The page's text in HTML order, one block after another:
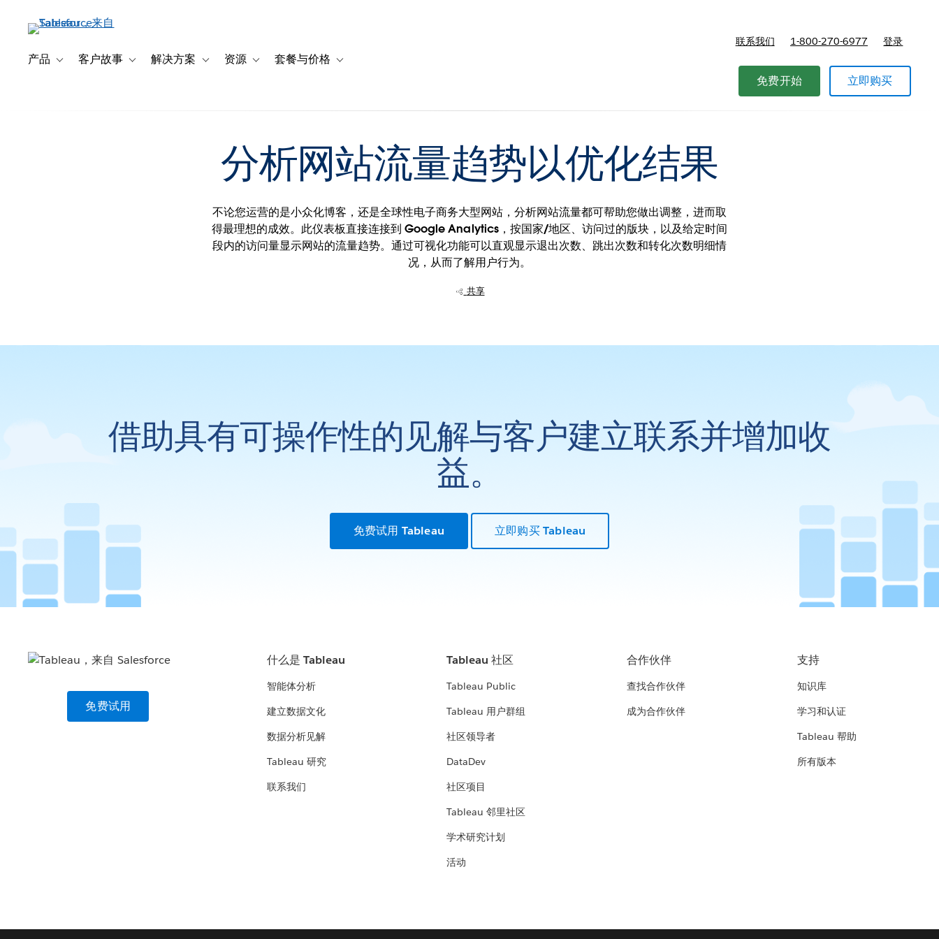
产品 Toggle sub-navigation for 产品
客户故事 Toggle sub-navigation for 客户故事
解决方案 Toggle sub-navigation for 解决方案
资源 Toggle sub-navigation for 资源
套餐与价格 Toggle sub-navigation for 套餐与价格
联系我们 1-800-270-6977 登录
免费开始 立即购买
分析网站流量趋势以优化结果
不论您运营的是小众化博客，还是全球性电子商务大型网站，分析网站流量都可帮助您做出调整，进而取
得最理想的成效。此仪表板直接连接到 Google Analytics，按国家/地区、访问过的版块，以及给定时间
段内的访问量显示网站的流量趋势。通过可视化功能可以直观显示退出次数、跳出次数和转化次数明细情
况，从而了解用户行为。
共享
借助具有可操作性的见解与客户建立联系并增加收
益。
免费试用 Tableau 立即购买 Tableau
免费试用
什么是 Tableau
智能体分析
建立数据文化
数据分析见解
Tableau 研究
联系我们
Tableau 社区
Tableau Public
Tableau 用户群组
社区领导者
DataDev
社区项目
Tableau 邻里社区
学术研究计划
活动
合作伙伴
查找合作伙伴
成为合作伙伴
支持
知识库
学习和认证
Tableau 帮助
所有版本